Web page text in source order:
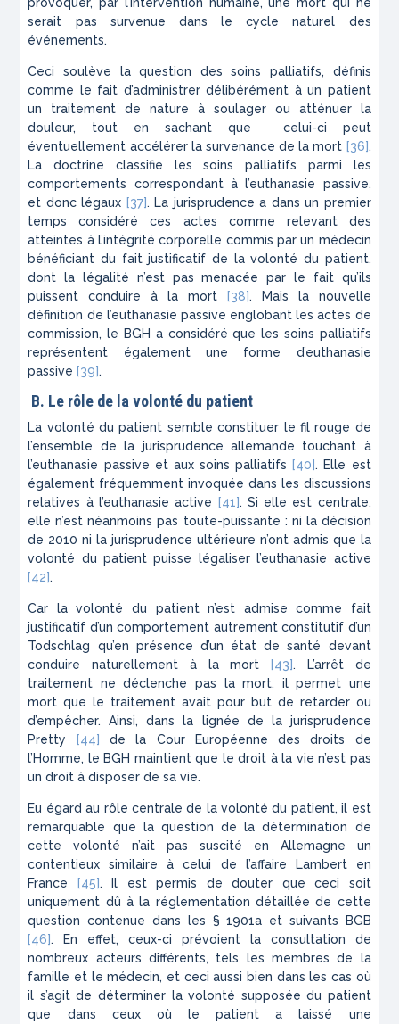
serait pas survenue dans le cycle naturel des
événements.
Ceci soulève la question des soins palliatifs, définis
comme le fait d’administrer délibérément à un patient
un traitement de nature à soulager ou atténuer la
douleur, tout en sachant que celui-ci peut
éventuellement accélérer la survenance de la mort [36].
La doctrine classifie les soins palliatifs parmi les
comportements correspondant à l’euthanasie passive,
et donc légaux [37]. La jurisprudence a dans un premier
temps considéré ces actes comme relevant des
atteintes à l’intégrité corporelle commis par un médecin
bénéficiant du fait justificatif de la volonté du patient,
dont la légalité n’est pas menacée par le fait qu’ils
puissent conduire à la mort
[38]. Mais la nouvelle
définition de l’euthanasie passive englobant les actes de
commission, le BGH a considéré que les soins palliatifs
représentent également une forme d’euthanasie
passive [39].
B. Le rôle de la volonté du patient
La volonté du patient semble constituer le fil rouge de
l’ensemble de la jurisprudence allemande touchant à
l’euthanasie passive et aux soins palliatifs [40]. Elle est
également fréquemment invoquée dans les discussions
relatives à l’euthanasie active
[41]. Si elle est centrale,
elle n’est néanmoins pas toute-puissante : ni la décision
de 2010 ni la jurisprudence ultérieure n’ont admis que la
volonté du patient puisse légaliser l’euthanasie active
[42].
Car la volonté du patient n’est admise comme fait
justificatif d’un comportement autrement constitutif d’un
Todschlag qu’en présence d’un état de santé devant
conduire naturellement à la mort
[43]. L’arrêt de
traitement ne déclenche pas la mort, il permet une
mort que le traitement avait pour but de retarder ou
d’empêcher. Ainsi, dans la lignée de la jurisprudence
Pretty
[44]
de la Cour Européenne des droits de
l’Homme, le BGH maintient que le droit à la vie n’est pas
un droit à disposer de sa vie.
Eu égard au rôle centrale de la volonté du patient, il est
remarquable que la question de la détermination de
cette volonté n’ait pas suscité en Allemagne un
contentieux similaire à celui de l’affaire Lambert en
France
[45]. Il est permis de douter que ceci soit
uniquement dû à la réglementation détaillée de cette
question contenue dans les § 1901a et suivants BGB
[46]. En effet, ceux-ci prévoient la consultation de
nombreux acteurs différents, tels les membres de la
famille et le médecin, et ceci aussi bien dans les cas où
il s’agit de déterminer la volonté supposée du patient
que dans ceux où le patient a laissé une